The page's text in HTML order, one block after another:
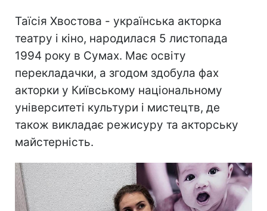
Таїсія Хвостова - українська акторка
театру і кіно, народилася 5 листопада
1994 року в Сумах. Має освіту
перекладачки, а згодом здобула фах
акторки у Київському національному
університеті культури і мистецтв, де
також викладає режисуру та акторську
майстерність.